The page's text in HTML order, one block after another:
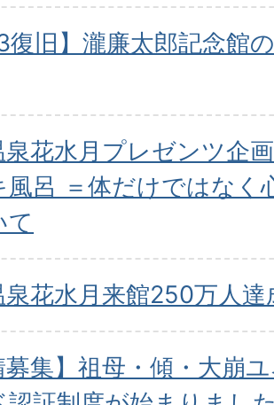
復旧】瀧廉太郎記念館
泉花水月プレゼンツ企
風呂 ＝体だけではなく
て
泉花水月来館250万人達
募集】祖母・傾・大崩